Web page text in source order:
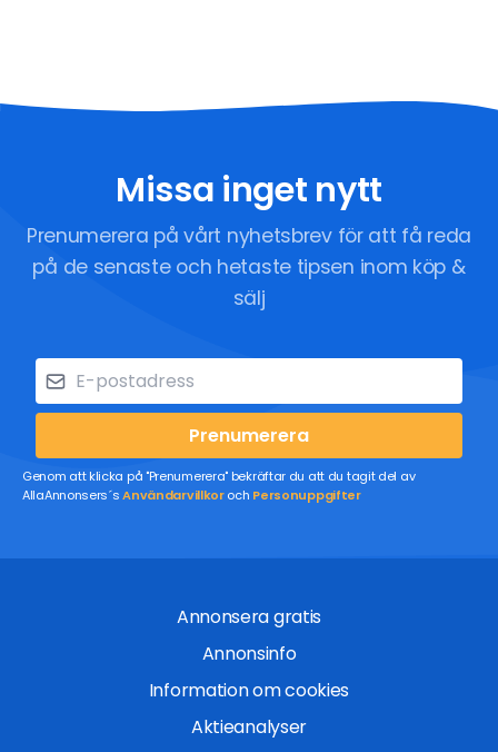
Missa inget nytt
Prenumerera på vårt nyhetsbrev för att få reda
på de senaste och hetaste tipsen inom köp &
sälj
Prenumerera
Genom att klicka på "Prenumerera" bekräftar du att du tagit del av
AllaAnnonsers´sAnvändarvillkoroch Personuppgifter
Annonsera gratis
Annonsinfo
Information om cookies
Aktieanalyser